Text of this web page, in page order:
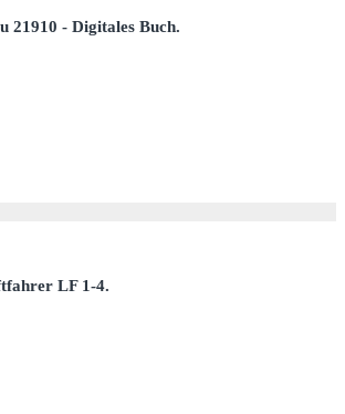
21910 - Digitales Buch.
LF 1-4.